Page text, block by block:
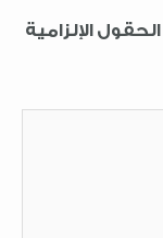
الحقول الإلزامية